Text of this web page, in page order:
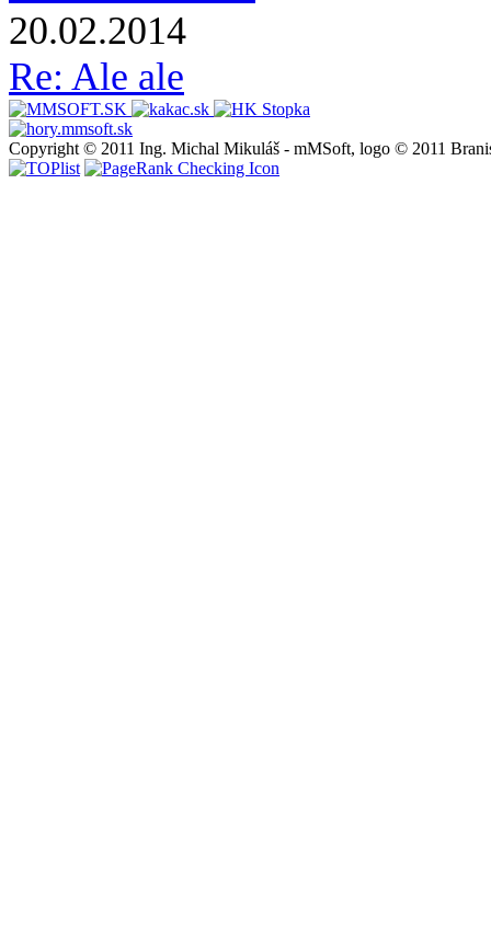
20.02.2014
Re: Ale ale
Copyright © 2011 Ing. Michal Mikuláš - mMSoft, logo © 2011